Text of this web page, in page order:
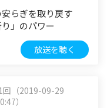
らぎを取り戻す
り」のパワー
放送を聴く
回（2019-09-29
）